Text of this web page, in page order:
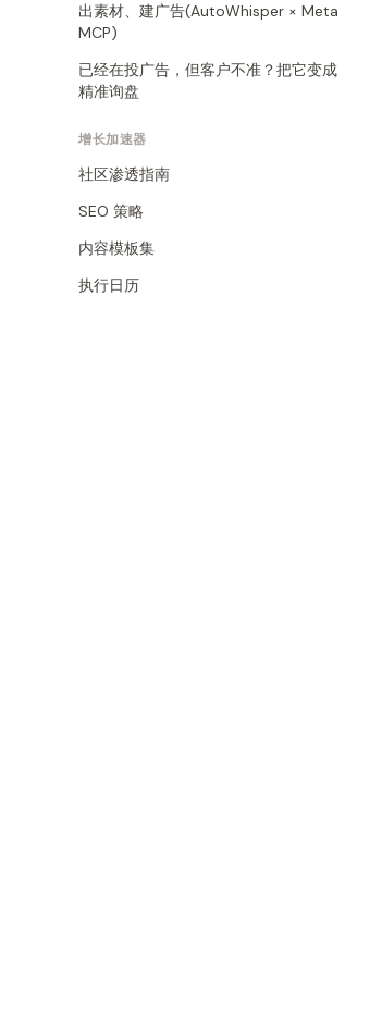
出素材、建广告(AutoWhisper × Meta
MCP)
已经在投广告，但客户不准？把它变成
精准询盘
增长加速器
社区渗透指南
SEO 策略
内容模板集
执行日历